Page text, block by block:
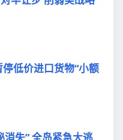
低价进口货物“小额